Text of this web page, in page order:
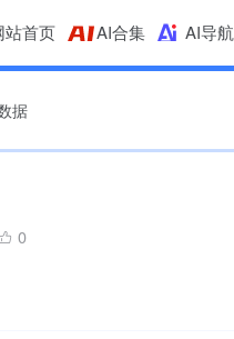
站首页 AI合集 AI导航
据
0